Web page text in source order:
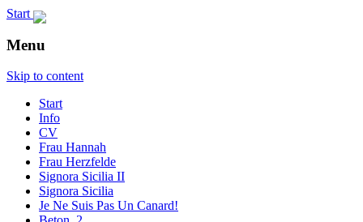
Start
Frau Berlin
Menu
Skip to content
Start
Info
CV
Frau Hannah
Frau Herzfelde
Signora Sicilia II
Signora Sicilia
Je Ne Suis Pas Un Canard!